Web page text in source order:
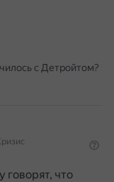
с Детройтом?
говорят, что